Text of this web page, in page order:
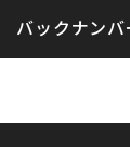
バックナンバ